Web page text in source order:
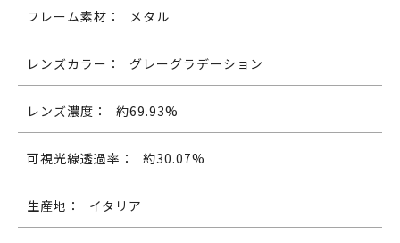
フレーム素材： メタル
レンズカラー： グレーグラデーション
レンズ濃度： 約69.93%
可視光線透過率： 約30.07%
生産地： イタリア